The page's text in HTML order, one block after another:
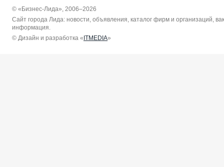
© «Бизнес-Лида», 2006–2026
Сайт города Лида: новости, объявления, каталог фирм и организаций,
информация.
© Дизайн и разработка «ITMEDIA»